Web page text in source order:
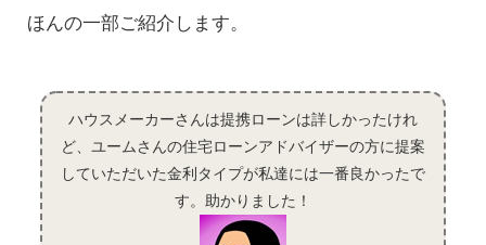
ほんの一部ご紹介します。
ハウスメーカーさんは提携ローンは詳しかったけれ
ど、ユームさんの住宅ローンアドバイザーの方に提案
していただいた金利タイプが私達には一番良かったで
す。助かりました！